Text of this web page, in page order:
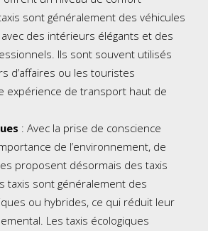
sont généralement des véhicules
des intérieurs élégants et des
Ils sont souvent utilisés
d’affaires ou les touristes
expérience de transport haut de
: Avec la prise de conscience
de l’environnement, de
proposent désormais des taxis
taxis sont généralement des
ou hybrides, ce qui réduit leur
Les taxis écologiques